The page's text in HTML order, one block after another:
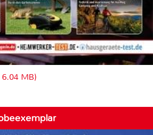
6.04 MB)